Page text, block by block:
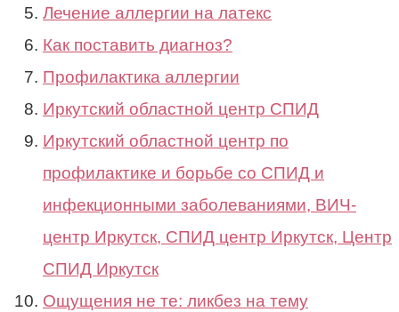
Лечение аллергии на латекс
Как поставить диагноз?
Профилактика аллергии
Иркутский областной центр СПИД
Иркутский областной центр по
профилактике и борьбе со СПИД и
инфекционными заболеваниями, ВИЧ-
центр Иркутск, СПИД центр Иркутск, Центр
СПИД Иркутск
Ощущения не те: ликбез на тему